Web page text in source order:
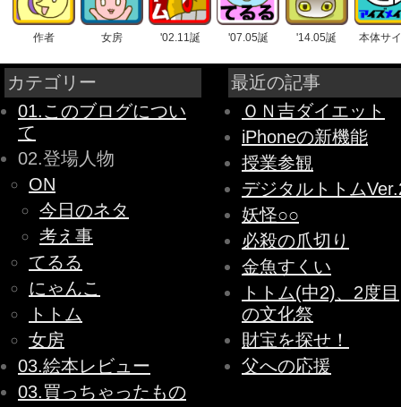
作者 女房 '02.11誕 '07.05誕 '14.05誕 本体サ
カテゴリー
01.このブログについ
て
02.登場人物
ON
今日のネタ
考え事
てるる
にゃんこ
トトム
女房
03.絵本レビュー
03.買っちゃったもの
最近の記事
ＯＮ吉ダイエット
iPhoneの新機能
授業参観
デジタルトトム
妖怪○○
必殺の爪切り
金魚すくい
トトム(中2)、2度目
の文化祭
財宝を探せ！
父への応援